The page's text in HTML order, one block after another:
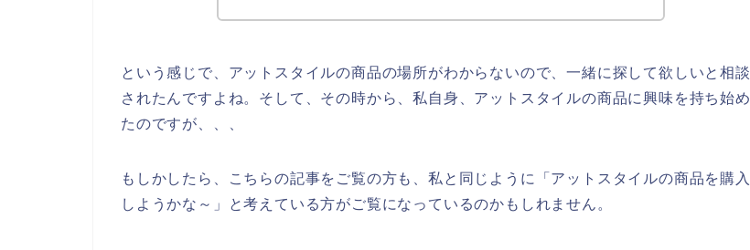
という感じで、アットスタイルの商品の場所がわからないので、一緒に探して欲しいと相談
されたんですよね。そして、その時から、私自身、アットスタイルの商品に興味を持ち始め
たのですが、、、
もしかしたら、こちらの記事をご覧の方も、私と同じように「アットスタイルの商品を購入
しようかな～」と考えている方がご覧になっているのかもしれません。